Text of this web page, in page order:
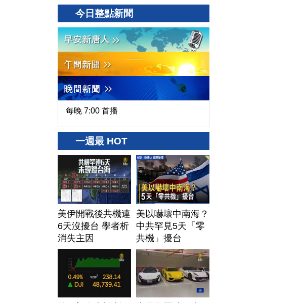
今日整點新聞
每晚 7:00 首播
一週最 HOT
美伊開戰後共機連
6天沒擾台 學者析
消失主因
美以嚇壞中南海？
中共罕見5天「零
共機」擾台